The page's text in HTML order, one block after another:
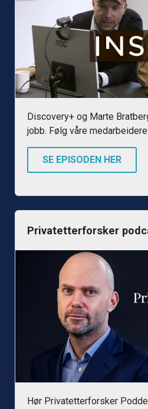
Discovery+ og Marte
jobb. Følg våre
SE EPISODEN HER
Privatetterforsker
Hør Privatetterforsker